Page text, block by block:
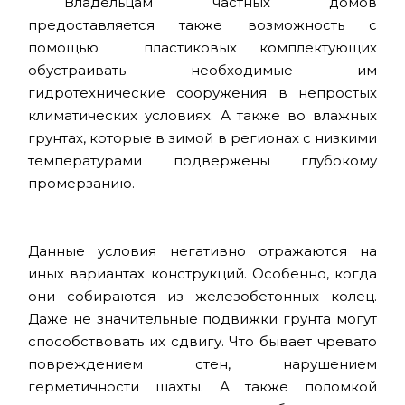
предоставляется также возможность с
помощью пластиковых комплектующих
обустраивать необходимые им
гидротехнические сооружения в непростых
климатических условиях. А также во влажных
грунтах, которые в зимой в регионах с низкими
температурами подвержены глубокому
промерзанию.
Данные условия негативно отражаются на
иных вариантах конструкций. Особенно, когда
они собираются из железобетонных колец.
Даже не значительные подвижки грунта могут
способствовать их сдвигу. Что бывает чревато
повреждением стен, нарушением
герметичности шахты. А также поломкой